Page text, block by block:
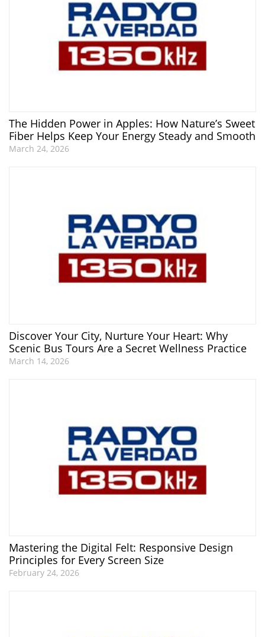
The Hidden Power in Apples: How Nature’s Sweet
Fiber Helps Keep Your Energy Steady and Smooth
March 24, 2026
Discover Your City, Nurture Your Heart: Why
Scenic Bus Tours Are a Secret Wellness Practice
March 14, 2026
Mastering the Digital Felt: Responsive Design
Principles for Every Screen Size
February 24, 2026